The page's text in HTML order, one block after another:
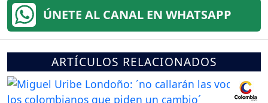
ÚNETE AL CANAL EN WHATSAPP
ARTÍCULOS RELACIONADOS